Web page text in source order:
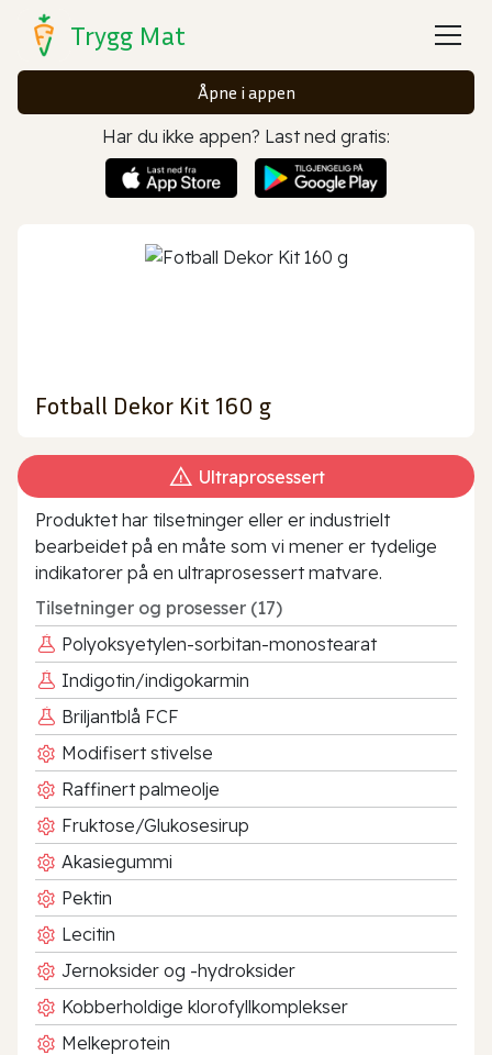
Trygg Mat
Åpne i appen
Har du ikke appen? Last ned gratis:
Fotball Dekor Kit 160 g
Ultraprosessert
Produktet har tilsetninger eller er industrielt
bearbeidet på en måte som vi mener er tydelige
indikatorer på en ultraprosessert matvare.
Tilsetninger og prosesser (17)
Polyoksyetylen-sorbitan-monostearat
Indigotin/indigokarmin
Briljantblå FCF
Modifisert stivelse
Raffinert palmeolje
Fruktose/Glukosesirup
Akasiegummi
Pektin
Lecitin
Jernoksider og -hydroksider
Kobberholdige klorofyllkomplekser
Melkeprotein